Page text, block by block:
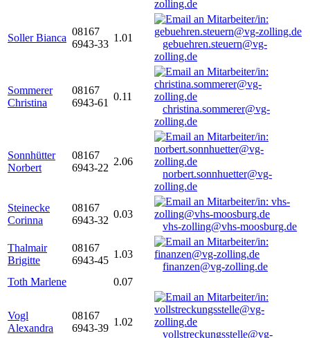
zolling.de
Soller Bianca
08167
6943-33
1.01
gebuehren.steuern@vg-
zolling.de
Sommerer
Christina
08167
6943-61
0.11
christina.sommerer@vg-
zolling.de
Sonnhütter
Norbert
08167
6943-22
2.06
norbert.sonnhuetter@vg-
zolling.de
Steinecke
Corinna
08167
6943-32
0.03
vhs-zolling@vhs-moosburg.de
Thalmair
Brigitte
08167
6943-45
1.03
finanzen@vg-zolling.de
Toth Marlene
0.07
Vogl
Alexandra
08167
6943-39
1.02
vollstreckungsstelle@vg-